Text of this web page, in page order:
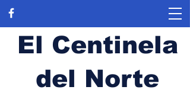
El Centinela
del Norte